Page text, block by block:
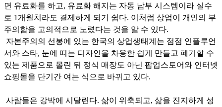
면 유료화를 하고, 유료화 해지는 자동 납부 시스템이라 실수
로 1개월치라도 결제하게 되기 쉽다. 이처럼 상업이 개인의 부
주의함을 고의적으로 노렸다는 것을 알 수 있다.
자본주의의 선봉에 있는 한국의 상업생태계는 점점 인플루언
서와 스타, 눈에 띠는 디자인을 차용한 쉽게 만들고 폐기할 수
있는 제품으로 몰린 뒤 정식 매장도 아닌 팝업스토어와 인터넷
쇼핑몰을 단기간 여는 식으로 바뀌고 있다.
사람들은 강박에 시달린다. 삶이 위축되고, 삶을 진지하게 성